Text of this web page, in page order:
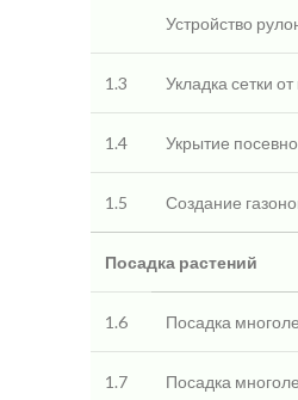
Устройство
1.3 Укладка сетки от
1.4 Укрытие
1.5 Создание
Посадка растений
1.6 Посадка
1.7 Посадка